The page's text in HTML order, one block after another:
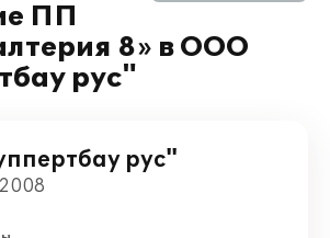
ПП
8» в ООО
рус"
рус"